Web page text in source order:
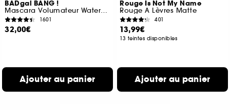
BADgal BANG !
Mascara Volumateur Waterproof
1601
32,00€
Ajouter au panier
Rouge Is Not My Name
Rouge A Lèvres Matte
401
13,99€
13 teintes disponibles
Ajouter au panier